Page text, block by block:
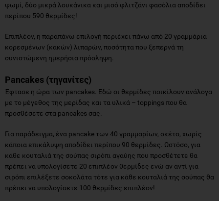
ψωμί, δύο μικρά λουκάνικα και μισό φλιτζάνι φασόλια αποδίδει
περίπου 590 θερμίδες!
Επιπλέον, η παραπάνω επιλογή περιέχει πάνω από 20 γραμμάρια
κορεσμένων (κακών) λιπαρών, ποσότητα που ξεπερνά τη
συνιστώμενη ημερήσια πρόσληψη.
Pancakes (τηγανίτες)
Έφτασε η ώρα των pancakes. Εδώ οι θερμίδες ποικίλουν ανάλογα
με το μέγεθος της μερίδας και τα υλικά – toppings που θα
προσθέσετε στα pancakes σας.
Για παράδειγμα, ένα pancake των 40 γραμμαρίων, σκέτο, χωρίς
κάποια επικάλυψη αποδίδει περίπου 90 θερμίδες. Ωστόσο, για
κάθε κουταλιά της σούπας σιρόπι αγαύης που προσθέτετε θα
πρέπει να υπολογίσετε 20 επιπλέον θερμίδες ενώ αν αντί για
σιρόπι επιλέξετε σοκολάτα τότε για κάθε κουταλιά της σούπας θα
πρέπει να υπολογίσετε 100 θερμίδες επιπλέον!